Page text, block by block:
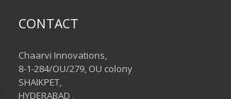
CONTACT
Chaarvi Innovations,
8-1-284/OU/279, OU colony
SHAIKPET,
HYDERABAD ,